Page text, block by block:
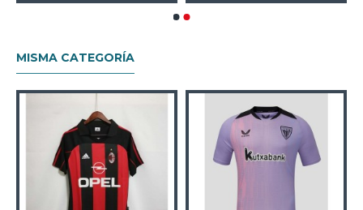
MISMA CATEGORÍA